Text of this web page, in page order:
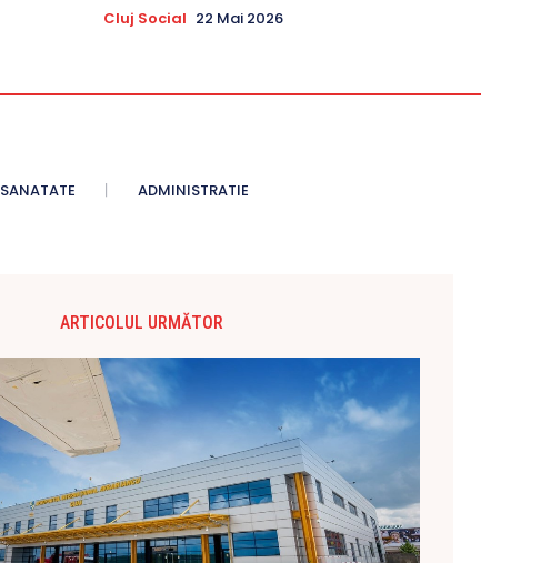
Cluj Social 22 Mai 2026
SANATATE ADMINISTRATIE
ARTICOLUL URMĂTOR